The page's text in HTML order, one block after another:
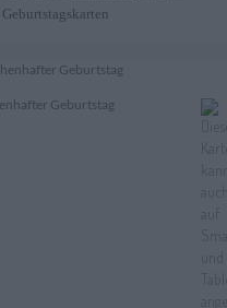
Geburtstag